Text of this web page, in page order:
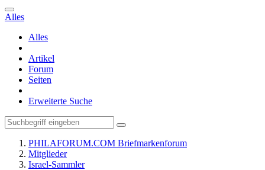
Alles
Alles
Artikel
Forum
Seiten
Erweiterte Suche
PHILAFORUM.COM Briefmarkenforum
Mitglieder
Israel-Sammler